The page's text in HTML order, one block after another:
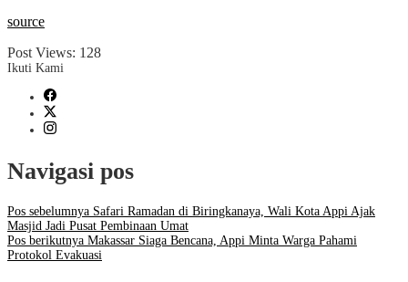
source
Post Views: 128
Ikuti Kami
Navigasi pos
Pos sebelumnya Safari Ramadan di Biringkanaya, Wali Kota Appi Ajak
Masjid Jadi Pusat Pembinaan Umat
Pos berikutnya Makassar Siaga Bencana, Appi Minta Warga Pahami
Protokol Evakuasi